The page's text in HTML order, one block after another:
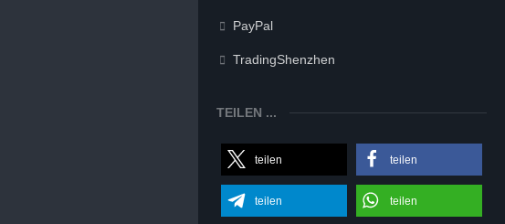
PayPal
TradingShenzhen
TEILEN ...
teilen teilen
teilen teilen